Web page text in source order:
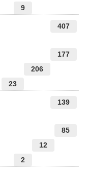
9
407
177
206
23
139
85
12
2